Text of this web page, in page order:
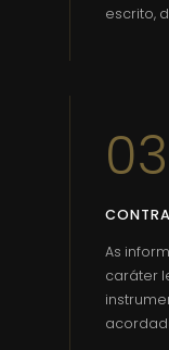
escrito,
03
As
caráter